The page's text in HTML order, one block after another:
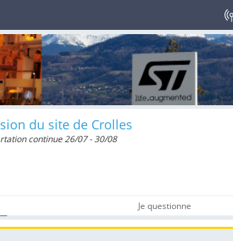
du site de Crolles
continue 26/07 - 30/08
Je questionne